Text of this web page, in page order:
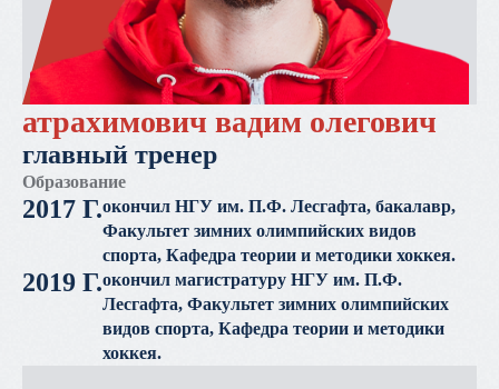
атрахимович вадим олегович
главный тренер
Образование
2017 Г.окончил НГУ им. П.Ф. Лесгафта, бакалавр,
Факультет зимних олимпийских видов
спорта, Кафедра теории и методики хоккея.
2019 Г.окончил магистратуру НГУ им. П.Ф.
Лесгафта, Факультет зимних олимпийских
видов спорта, Кафедра теории и методики
хоккея.